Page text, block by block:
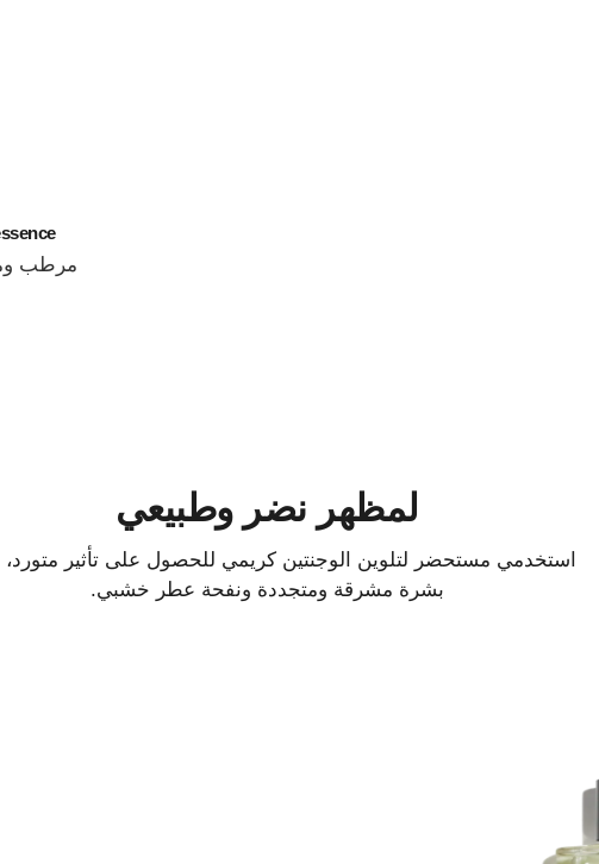
مرطب
لمظهر نضر وطبيعي
استخدمي مستحضر لتلوين الوجنتين كريمي للحصول على تأثير متورد،
بشرة مشرقة ومتجددة ونفحة عطر خشبي.